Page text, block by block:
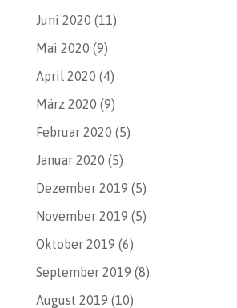
Juni 2020 (11)
Mai 2020 (9)
April 2020 (4)
März 2020 (9)
Februar 2020 (5)
Januar 2020 (5)
Dezember 2019 (5)
November 2019 (5)
Oktober 2019 (6)
September 2019 (8)
August 2019 (10)